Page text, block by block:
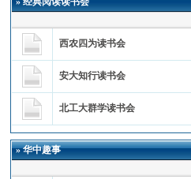
西农四为读书会
安大知行读书会
北工大群学读书会
»华中趣事